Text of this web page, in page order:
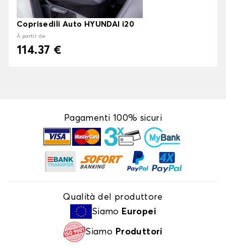
Coprisedili Auto HYUNDAI i20
À partir de
114.37 €
Pagamenti 100% sicuri
Qualità del produttore
Siamo Europei
Siamo Produttori